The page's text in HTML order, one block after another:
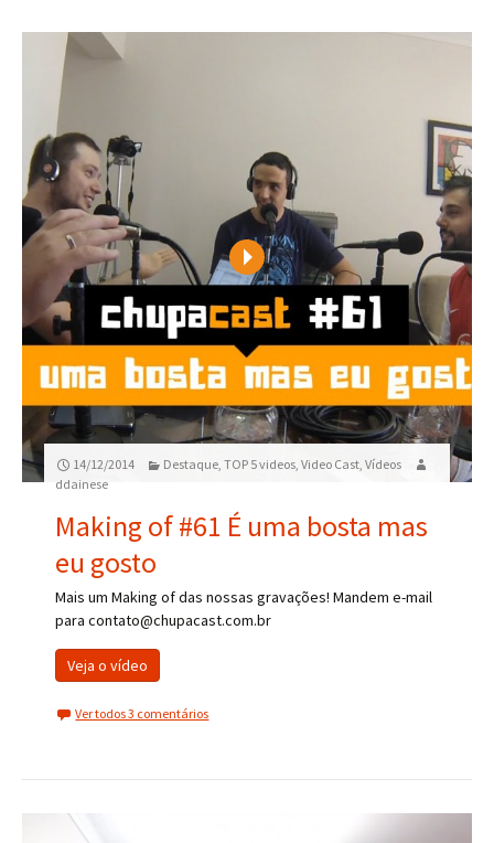
Play
14/12/2014 Destaque,TOP 5 videos,Video Cast,Vídeos
ddainese
Making of #61 É uma bosta mas
eu gosto
Mais um Making of das nossas gravações! Mandem e-mail
para contato@chupacast.com.br
Veja o vídeo
Ver todos 3 comentários